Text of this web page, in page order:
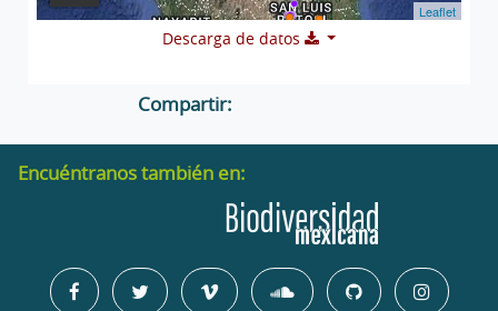
Leaflet
Descarga de datos
Compartir:
Encuéntranos también en: